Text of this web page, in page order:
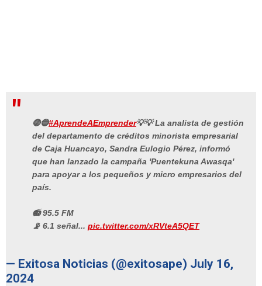
🔴🔵#AprendeAEmprender💡💡 La analista de gestión
del departamento de créditos minorista empresarial
de Caja Huancayo, Sandra Eulogio Pérez, informó
que han lanzado la campaña 'Puentekuna Awasqa'
para apoyar a los pequeños y micro empresarios del
país.
📻 95.5 FM
📡 6.1 señal... pic.twitter.com/xRVteA5QET
— Exitosa Noticias (@exitosape) July 16,
2024